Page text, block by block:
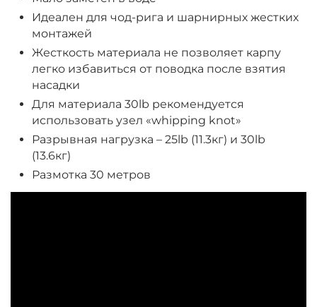
Идеален для чод-рига и шарнирных жестких
монтажей
Жесткость материала не позволяет карпу
легко избавиться от поводка после взятия
насадки
Для материала 30lb рекомендуется
использовать узел «whipping knot»
Разрывная нагрузка – 25lb (11.3кг) и 30lb
(13.6кг)
Размотка 30 метров